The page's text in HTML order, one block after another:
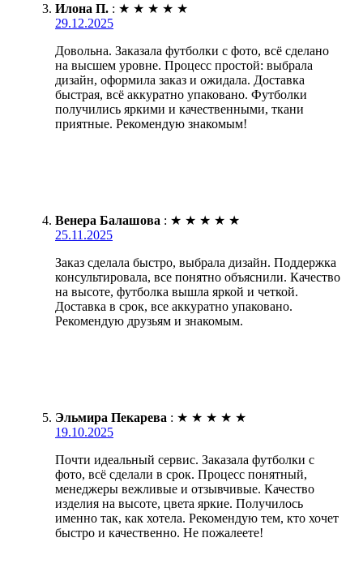
Илона П. : ★ ★ ★ ★ ★
29.12.2025
Довольна. Заказала футболки с фото, всё сделано
на высшем уровне. Процесс простой: выбрала
дизайн, оформила заказ и ожидала. Доставка
быстрая, всё аккуратно упаковано. Футболки
получились яркими и качественными, ткани
приятные. Рекомендую знакомым!
Венера Балашова : ★ ★ ★ ★ ★
25.11.2025
Заказ сделала быстро, выбрала дизайн. Поддержка
консультировала, все понятно объяснили. Качество
на высоте, футболка вышла яркой и четкой.
Доставка в срок, все аккуратно упаковано.
Рекомендую друзьям и знакомым.
Эльмира Пекарева : ★ ★ ★ ★ ★
19.10.2025
Почти идеальный сервис. Заказала футболки с
фото, всё сделали в срок. Процесс понятный,
менеджеры вежливые и отзывчивые. Качество
изделия на высоте, цвета яркие. Получилось
именно так, как хотела. Рекомендую тем, кто хочет
быстро и качественно. Не пожалеете!